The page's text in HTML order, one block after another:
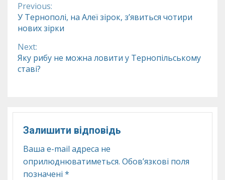
Continue
Reading
Previous:
У Тернополі, на Алеї зірок, з’явиться чотири
нових зірки
Next:
Яку рибу не можна ловити у Тернопільському
ставі?
Залишити відповідь
Ваша e-mail адреса не
оприлюднюватиметься. Обов’язкові поля
позначені *